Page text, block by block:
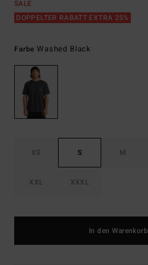
SALE
DOPPELTER RABATT EXTRA 25%
FarbeWashed Black
XS S M
XXL XXXL
In den Warenkorb